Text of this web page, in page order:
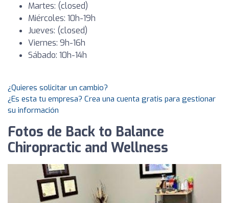
Martes: (closed)
Miércoles: 10h-19h
Jueves: (closed)
Viernes: 9h-16h
Sábado: 10h-14h
¿Quieres solicitar un cambio?
¿Es esta tu empresa? Crea una cuenta gratis para gestionar
su información
Fotos de Back to Balance
Chiropractic and Wellness